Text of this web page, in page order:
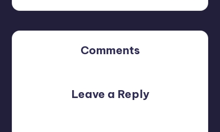
Comments
Leave a Reply